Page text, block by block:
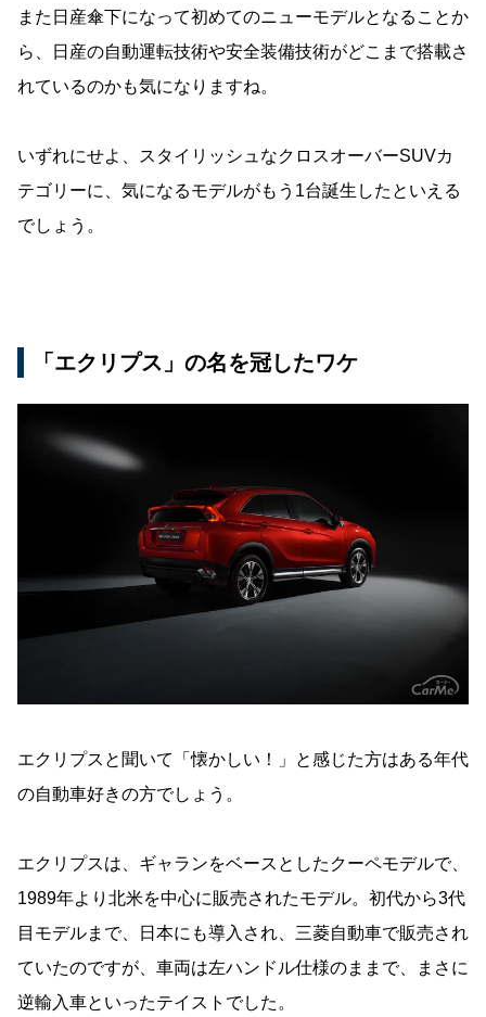
また日産傘下になって初めてのニューモデルとなることか
ら、日産の自動運転技術や安全装備技術がどこまで搭載さ
れているのかも気になりますね。
いずれにせよ、スタイリッシュなクロスオーバーSUVカ
テゴリーに、気になるモデルがもう1台誕生したといえる
でしょう。
「エクリプス」の名を冠したワケ
エクリプスと聞いて「懐かしい！」と感じた方はある年代
の自動車好きの方でしょう。
エクリプスは、ギャランをベースとしたクーペモデルで、
1989年より北米を中心に販売されたモデル。初代から3代
目モデルまで、日本にも導入され、三菱自動車で販売され
ていたのですが、車両は左ハンドル仕様のままで、まさに
逆輸入車といったテイストでした。